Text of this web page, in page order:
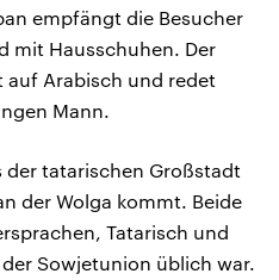
empfängt die Besucher
mit Hausschuhen. Der
Arabisch und redet
Mann.
der tatarischen Großstadt
der Wolga kommt. Beide
Tatarisch und
Sowjetunion üblich war.